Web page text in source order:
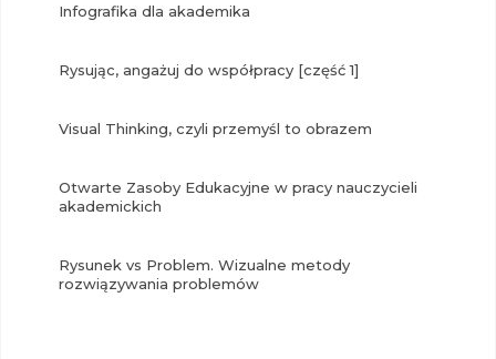
Infografika dla akademika
Rysując, angażuj do współpracy [część 1]
Visual Thinking, czyli przemyśl to obrazem
Otwarte Zasoby Edukacyjne w pracy nauczycieli
akademickich
Rysunek vs Problem. Wizualne metody
rozwiązywania problemów